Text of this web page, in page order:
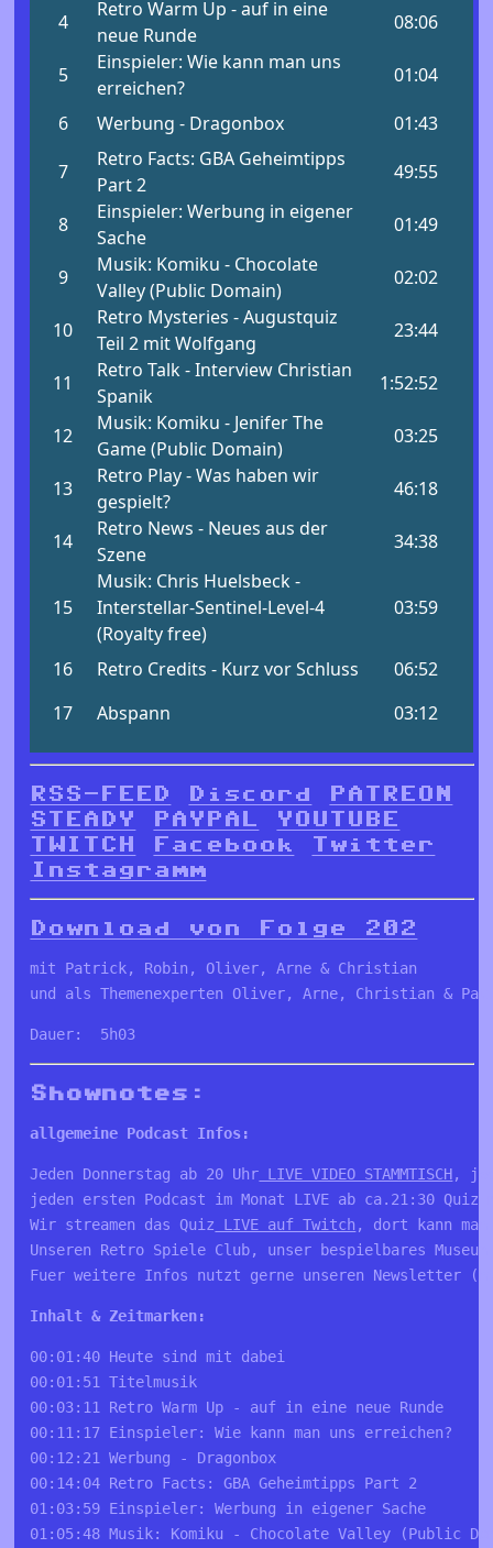
RSS-FEED Discord
PATREON
STEADY
PAYPAL
YOUTUBE
TWITCH
Facebook
Twitter
Instagramm
Download von Folge 202
mit Patrick, Robin, Oliver, Arne & Christian
und als Themenexperten Oliver, Arne, Christian &
Dauer:  5h03
Shownotes:
allgemeine Podcast Infos:
Jeden Donnerstag ab 20 Uhr LIVE VIDEO STAMMTISCH,
jeden ersten Podcast im Monat LIVE ab ca.21:30 Quiz
Wir streamen das Quiz LIVE auf Twitch , dort kann
Unseren Retro Spiele Club, unser bespielbares
Fuer weitere Infos nutzt gerne unseren Newsletter (
Inhalt & Zeitmarken:
00:01:40 Heute sind mit dabei
00:01:51 Titelmusik
00:03:11 Retro Warm Up - auf in eine neue Runde
00:11:17 Einspieler: Wie kann man uns erreichen?
00:12:21 Werbung - Dragonbox
00:14:04 Retro Facts: GBA Geheimtipps Part 2
01:03:59 Einspieler: Werbung in eigener Sache
01:05:48 Musik: Komiku - Chocolate Valley (Public